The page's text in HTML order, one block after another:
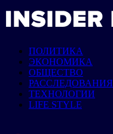
ПОЛИТИКА
ЭКОНОМИКА
ОБЩЕСТВО
РАССЛЕДОВАНИЯ
ТЕХНОЛОГИИ
LIFE STYLE